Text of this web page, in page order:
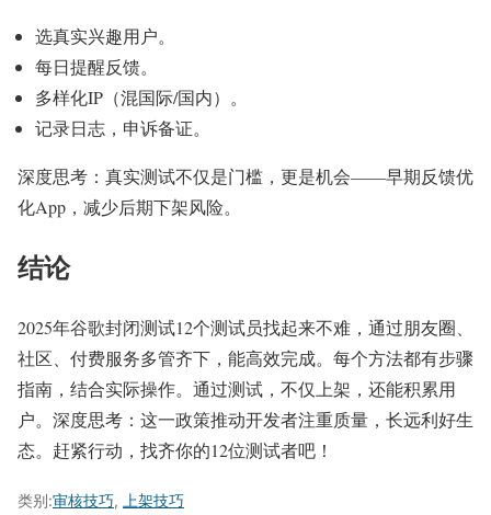
选真实兴趣用户。
每日提醒反馈。
多样化IP（混国际/国内）。
记录日志，申诉备证。
深度思考：真实测试不仅是门槛，更是机会——早期反馈优
化App，减少后期下架风险。
结论
2025年谷歌封闭测试12个测试员找起来不难，通过朋友圈、
社区、付费服务多管齐下，能高效完成。每个方法都有步骤
指南，结合实际操作。通过测试，不仅上架，还能积累用
户。深度思考：这一政策推动开发者注重质量，长远利好生
态。赶紧行动，找齐你的12位测试者吧！
类别:审核技巧, 上架技巧